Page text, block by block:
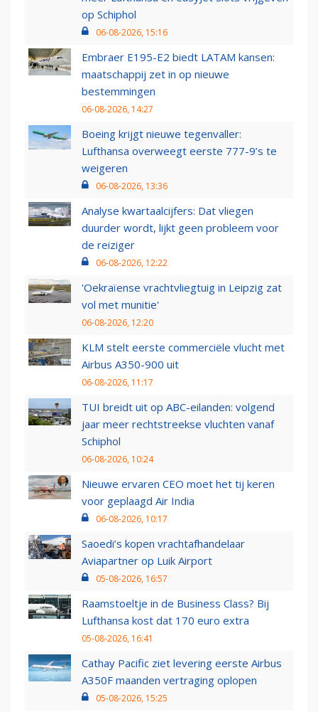
op Schiphol
06-08-2026, 15:16
Embraer E195-E2 biedt LATAM kansen:
maatschappij zet in op nieuwe
bestemmingen
06-08-2026, 14:27
Boeing krijgt nieuwe tegenvaller:
Lufthansa overweegt eerste 777-9’s te
weigeren
06-08-2026, 13:36
Analyse kwartaalcijfers: Dat vliegen
duurder wordt, lijkt geen probleem voor
de reiziger
06-08-2026, 12:22
'Oekraïense vrachtvliegtuig in Leipzig zat
vol met munitie'
06-08-2026, 12:20
KLM stelt eerste commerciële vlucht met
Airbus A350-900 uit
06-08-2026, 11:17
TUI breidt uit op ABC-eilanden: volgend
jaar meer rechtstreekse vluchten vanaf
Schiphol
06-08-2026, 10:24
Nieuwe ervaren CEO moet het tij keren
voor geplaagd Air India
06-08-2026, 10:17
Saoedi’s kopen vrachtafhandelaar
Aviapartner op Luik Airport
05-08-2026, 16:57
Raamstoeltje in de Business Class? Bij
Lufthansa kost dat 170 euro extra
05-08-2026, 16:41
Cathay Pacific ziet levering eerste Airbus
A350F maanden vertraging oplopen
05-08-2026, 15:25